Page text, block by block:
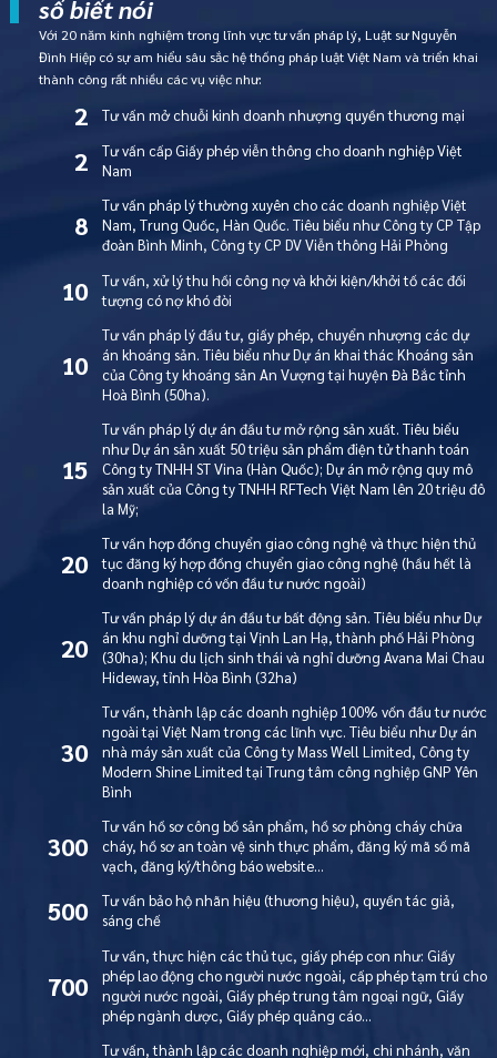
số biết nói
Với 20 năm kinh nghiệm trong lĩnh vực tư vấn pháp lý, Luật sư Nguyễn
Đình Hiệp có sự am hiểu sâu sắc hệ thống pháp luật Việt Nam và triển khai
thành công rất nhiều các vụ việc như:
2 Tư vấn mở chuỗi kinh doanh nhượng quyền thương mại
2
Tư vấn cấp Giấy phép viễn thông cho doanh nghiệp Việt
Nam
8
Tư vấn pháp lý thường xuyên cho các doanh nghiệp Việt
Nam, Trung Quốc, Hàn Quốc. Tiêu biểu như Công ty CP Tập
đoàn Bình Minh, Công ty CP DV Viễn thông Hải Phòng
10
Tư vấn, xử lý thu hồi công nợ và khởi kiện/khởi tố các đối
tượng có nợ khó đòi
10
Tư vấn pháp lý đầu tư, giấy phép, chuyển nhượng các dự
án khoáng sản. Tiêu biểu như Dự án khai thác Khoáng sản
của Công ty khoáng sản An Vượng tại huyện Đà Bắc tỉnh
Hoà Bình (50ha).
15
Tư vấn pháp lý dự án đầu tư mở rộng sản xuất. Tiêu biểu
như Dự án sản xuất 50 triệu sản phẩm điện tử thanh toán
Công ty TNHH ST Vina (Hàn Quốc); Dự án mở rộng quy mô
sản xuất của Công ty TNHH RFTech Việt Nam lên 20 triệu đô
la Mỹ;
20
Tư vấn hợp đồng chuyển giao công nghệ và thực hiện thủ
tục đăng ký hợp đồng chuyển giao công nghệ (hầu hết là
doanh nghiệp có vốn đầu tư nước ngoài)
20
Tư vấn pháp lý dự án đầu tư bất động sản. Tiêu biểu như Dự
án khu nghỉ dưỡng tại Vịnh Lan Hạ, thành phố Hải Phòng
(30ha); Khu du lịch sinh thái và nghỉ dưỡng Avana Mai Chau
Hideway, tỉnh Hòa Bình (32ha)
30
Tư vấn, thành lập các doanh nghiệp 100% vốn đầu tư nước
ngoài tại Việt Nam trong các lĩnh vực. Tiêu biểu như Dự án
nhà máy sản xuất của Công ty Mass Well Limited, Công ty
Modern Shine Limited tại Trung tâm công nghiệp GNP Yên
Bình
300
Tư vấn hồ sơ công bố sản phẩm, hồ sơ phòng cháy chữa
cháy, hồ sơ an toàn vệ sinh thực phẩm, đăng ký mã số mã
vạch, đăng ký/thông báo website…
500
Tư vấn bảo hộ nhãn hiệu (thương hiệu), quyền tác giả,
sáng chế
700
Tư vấn, thực hiện các thủ tục, giấy phép con như: Giấy
phép lao động cho người nước ngoài, cấp phép tạm trú cho
người nước ngoài, Giấy phép trung tâm ngoại ngữ, Giấy
phép ngành dược, Giấy phép quảng cáo…
Tư vấn, thành lập các doanh nghiệp mới, chi nhánh, văn